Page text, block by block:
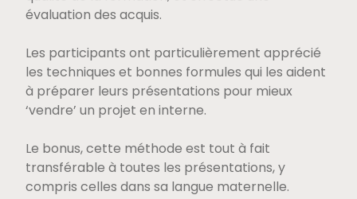
évaluation des acquis.
Les participants ont particulièrement apprécié
les techniques et bonnes formules qui les aident
à préparer leurs présentations pour mieux
‘vendre’ un projet en interne.
Le bonus, cette méthode est tout à fait
transférable à toutes les présentations, y
compris celles dans sa langue maternelle.